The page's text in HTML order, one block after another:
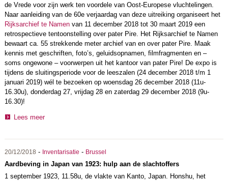
de Vrede voor zijn werk ten voordele van Oost-Europese vluchtelingen.
Naar aanleiding van de 60e verjaardag van deze uitreiking organiseert het
Rijksarchief te Namenvan 11 december 2018 tot 30 maart 2019 een
retrospectieve tentoonstelling over pater Pire. Het Rijksarchief te Namen
bewaart ca. 55 strekkende meter archief van en over pater Pire. Maak
kennis met geschriften, foto’s, geluidsopnamen, filmfragmenten en –
soms ongewone – voorwerpen uit het kantoor van pater Pire! De expo is
tijdens de sluitingsperiode voor de leeszalen (24 december 2018 t/m 1
januari 2019) wél te bezoeken op woensdag 26 december 2018 (11u-
16.30u), donderdag 27, vrijdag 28 en zaterdag 29 december 2018 (9u-
16.30)!
Lees meer
20/12/2018 - Inventarisatie - Brussel
Aardbeving in Japan van 1923: hulp aan de slachtoffers
1 september 1923, 11.58u, de vlakte van Kanto, Japan. Honshu, het